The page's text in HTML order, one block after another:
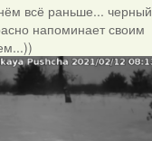
всё раньше... черный
напоминает своим